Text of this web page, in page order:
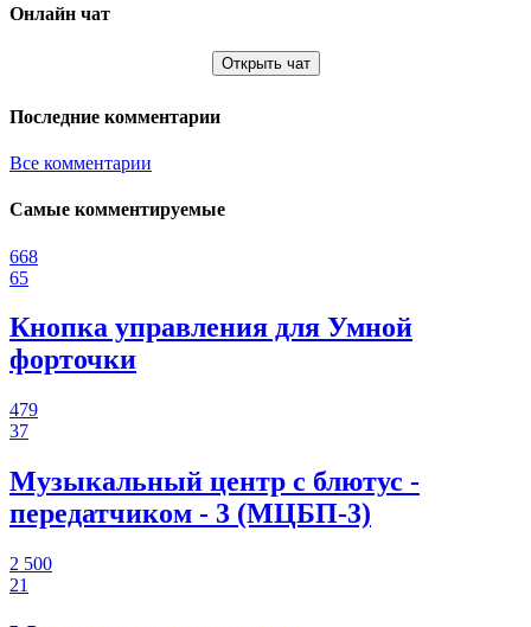
Онлайн чат
Открыть чат
Последние комментарии
Все комментарии
Самые комментируемые
668
65
Кнопка управления для Умной
форточки
479
37
Музыкальный центр с блютус -
передатчиком - 3 (МЦБП-3)
2 500
21